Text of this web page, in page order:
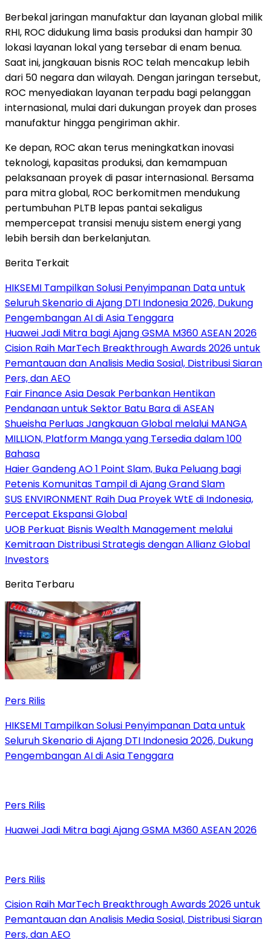
Berbekal jaringan manufaktur dan layanan global milik
RHI, ROC didukung lima basis produksi dan hampir 30
lokasi layanan lokal yang tersebar di enam benua.
Saat ini, jangkauan bisnis ROC telah mencakup lebih
dari 50 negara dan wilayah. Dengan jaringan tersebut,
ROC menyediakan layanan terpadu bagi pelanggan
internasional, mulai dari dukungan proyek dan proses
manufaktur hingga pengiriman akhir.
Ke depan, ROC akan terus meningkatkan inovasi
teknologi, kapasitas produksi, dan kemampuan
pelaksanaan proyek di pasar internasional. Bersama
para mitra global, ROC berkomitmen mendukung
pertumbuhan PLTB lepas pantai sekaligus
mempercepat transisi menuju sistem energi yang
lebih bersih dan berkelanjutan.
Berita Terkait
HIKSEMI Tampilkan Solusi Penyimpanan Data untuk
Seluruh Skenario di Ajang DTI Indonesia 2026, Dukung
Pengembangan AI di Asia Tenggara
Huawei Jadi Mitra bagi Ajang GSMA M360 ASEAN 2026
Cision Raih MarTech Breakthrough Awards 2026 untuk
Pemantauan dan Analisis Media Sosial, Distribusi Siaran
Pers, dan AEO
Fair Finance Asia Desak Perbankan Hentikan
Pendanaan untuk Sektor Batu Bara di ASEAN
Shueisha Perluas Jangkauan Global melalui MANGA
MILLION, Platform Manga yang Tersedia dalam 100
Bahasa
Haier Gandeng AO 1 Point Slam, Buka Peluang bagi
Petenis Komunitas Tampil di Ajang Grand Slam
SUS ENVIRONMENT Raih Dua Proyek WtE di Indonesia,
Percepat Ekspansi Global
UOB Perkuat Bisnis Wealth Management melalui
Kemitraan Distribusi Strategis dengan Allianz Global
Investors
Berita Terbaru
Pers Rilis
HIKSEMI Tampilkan Solusi Penyimpanan Data untuk
Seluruh Skenario di Ajang DTI Indonesia 2026, Dukung
Pengembangan AI di Asia Tenggara
Pers Rilis
Huawei Jadi Mitra bagi Ajang GSMA M360 ASEAN 2026
Pers Rilis
Cision Raih MarTech Breakthrough Awards 2026 untuk
Pemantauan dan Analisis Media Sosial, Distribusi Siaran
Pers, dan AEO